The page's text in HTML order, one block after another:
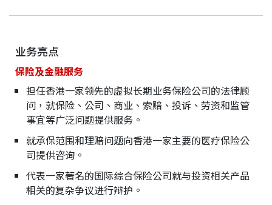
业务亮点
保险及金融服务
担任香港一家领先的虚拟长期业务保险公司的法律顾
问，就保险、公司、商业、索赔、投诉、劳资和监管
事宜等广泛问题提供服务。
就承保范围和理赔问题向香港一家主要的医疗保险公
司提供咨询。
代表一家著名的国际综合保险公司就与投资相关产品
相关的复杂争议进行辩护。